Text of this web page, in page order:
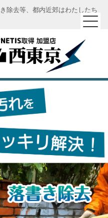
除去等、都内近郊はわたしたち
圧洗浄 エコロビーム